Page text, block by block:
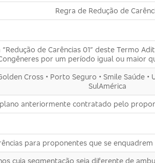
Regra de Redução de
de Carências 01” deste Termo
por um período igual ou maior
Cross • Porto Seguro • Smile Saúde
SulAmérica
anteriormente contratado pelo
para proponentes que se
cuja segmentação seja diferente de